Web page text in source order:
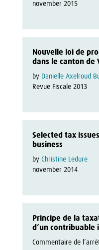
november 2015
Nouvelle loi de
dans le canton de
by Danielle Axelroud
Revue Fiscale 2013
Selected tax
business
by Christine Ledure
november 2014
Principe de la
d’un contribuable
Commentaire de